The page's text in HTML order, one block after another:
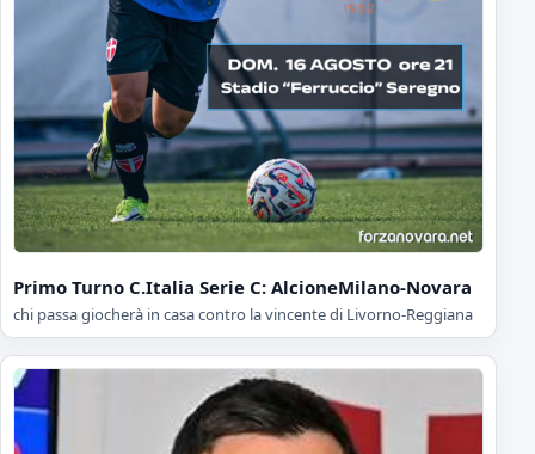
Primo Turno C.Italia Serie C: AlcioneMilano-Novara
chi passa giocherà in casa contro la vincente di Livorno-Reggiana